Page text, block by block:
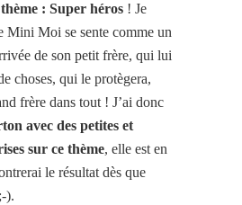
thème : Super héros ! Je
Mini Moi se sente comme un
de son petit frère, qui lui
choses, qui le protègera,
frère dans tout ! J’ai donc
avec des petites et
sur ce thème, elle est en
le résultat dès que
).